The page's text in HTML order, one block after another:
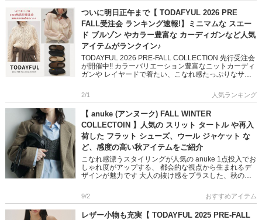
ついに明日正午まで【 TODAFYUL 2026 PRE
FALL受注会 ランキング速報!】ミニマムな スエー
ド ブルゾン やカラー豊富な カーディガンなど人気
アイテムがランクイン♪
TODAYFUL 2026 PRE-FALL COLLECTION 先行受注会
が開催中!! カラーバリエーション豊富なニットカーディ
ガンや レイヤードで着たい、こなれ感たっぷりなサテ
2/1 人気ランキング
【 anuke (アンヌーク) FALL WINTER
COLLECTOIN 】人気の スリット タートル や再入
荷した フラット シューズ、ウール ジャケット な
ど、感度の高い秋アイテムをご紹介
こなれ感漂うスタイリングが人気の anuke 1点投入でお
しゃれ度がアップする、 都会的な視点から生まれるデ
ザインが魅力です 大人の抜け感をプラスした、秋の装
さい ＞＞a […]
9/2 おすすめアイテム
レザー小物も充実【 TODAYFUL 2025 PRE-FALL